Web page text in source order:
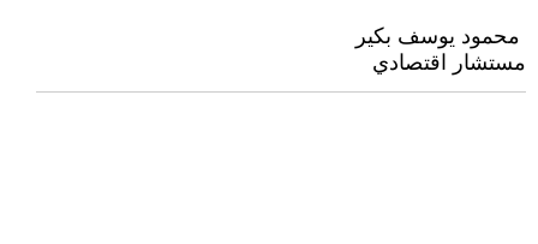
‏‏‏ محمود يوسف بكير
مستشار اقتصادي